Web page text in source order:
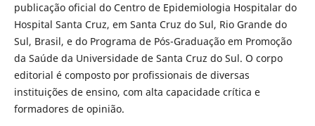
publicação oficial do Centro de Epidemiologia Hospitalar do
Hospital Santa Cruz, em Santa Cruz do Sul, Rio Grande do
Sul, Brasil, e do Programa de Pós-Graduação em Promoção
da Saúde da Universidade de Santa Cruz do Sul. O corpo
editorial é composto por profissionais de diversas
instituições de ensino, com alta capacidade crítica e
formadores de opinião.